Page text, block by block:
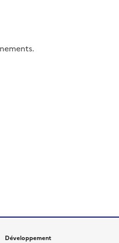
Développement